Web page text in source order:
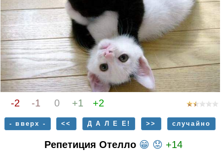
-2 -1 0 +1 +2
- вверх - << Д А Л Е Е! >> случайно
Репетиция Отелло 😁 😟 +14